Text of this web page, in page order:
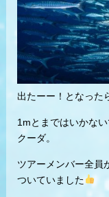
出たーー！となった
1mとまではいかな
クーダ。
ツアーメンバー全員
ついていました